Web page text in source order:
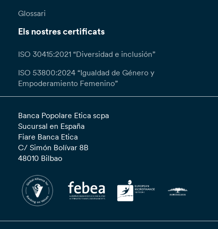
Glossari
Els nostres certificats
ISO 30415:2021 “Diversidad e inclusión”
ISO 53800:2024 “Igualdad de Género y
Empoderamiento Femenino”
Banca Popolare Etica scpa
Sucursal en España
Fiare Banca Etica
C/ Simón Bolívar 8B
48010 Bilbao